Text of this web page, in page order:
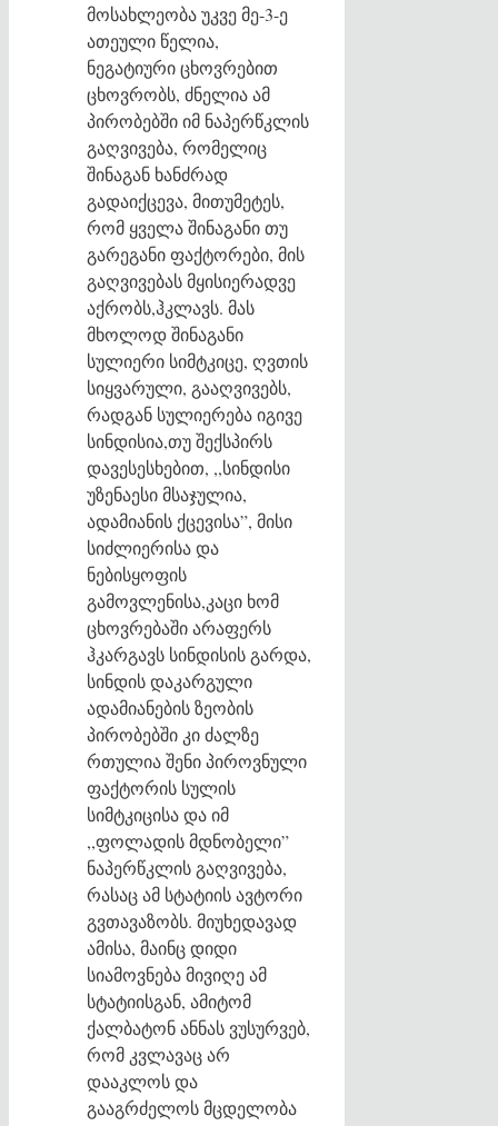
მოსახლეობა უკვე მე-3-ე
ათეული წელია,
ნეგატიური ცხოვრებით
ცხოვრობს, ძნელია ამ
პირობებში იმ ნაპერწკლის
გაღვივება, რომელიც
შინაგან ხანძრად
გადაიქცევა, მითუმეტეს,
რომ ყველა შინაგანი თუ
გარეგანი ფაქტორები, მის
გაღვივებას მყისიერადვე
აქრობს,ჰკლავს. მას
მხოლოდ შინაგანი
სულიერი სიმტკიცე, ღვთის
სიყვარული, გააღვივებს,
რადგან სულიერება იგივე
სინდისია,თუ შექსპირს
დავესესხებით, ,,სინდისი
უზენაესი მსაჯულია,
ადამიანის ქცევისა”, მისი
სიძლიერისა და
ნებისყოფის
გამოვლენისა,კაცი ხომ
ცხოვრებაში არაფერს
ჰკარგავს სინდისის გარდა,
სინდის დაკარგული
ადამიანების ზეობის
პირობებში კი ძალზე
რთულია შენი პიროვნული
ფაქტორის სულის
სიმტკიცისა და იმ
,,ფოლადის მდნობელი”
ნაპერწკლის გაღვივება,
რასაც ამ სტატიის ავტორი
გვთავაზობს. მიუხედავად
ამისა, მაინც დიდი
სიამოვნება მივიღე ამ
სტატიისგან, ამიტომ
ქალბატონ ანნას ვუსურვებ,
რომ კვლავაც არ
დააკლოს და
გააგრძელოს მცდელობა